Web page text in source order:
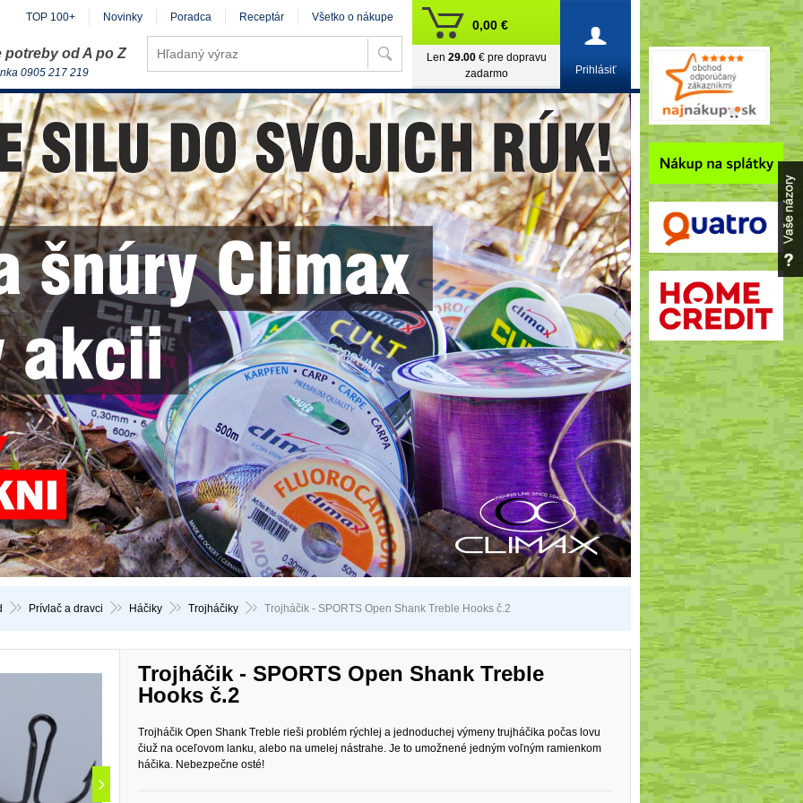
potreby od A po Z
0905 217 219 Prihlásiť
0,00 €
Len 29.00€ pre dopravu
zadarmo
Prívlač a dravci Háčiky Trojháčiky Trojháčik - SPORTS Open Shank Treble Hooks č.2
Trojháčik - SPORTS Open Shank Treble
Hooks č.2
Trojháčik Open Shank Treble rieši problém rýchlej a jednoduchej výmeny trujháčika počas lovu
čiuž na oceľovom lanku, alebo na umelej nástrahe. Je to umožnené jedným voľným ramienkom
háčika. Nebezpečne osté!
TOP 100+ Novinky Poradca Receptár Všetko o nákupe